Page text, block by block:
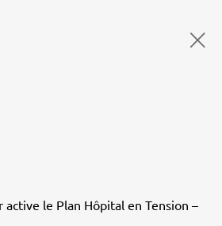
active le Plan Hôpital en Tension –